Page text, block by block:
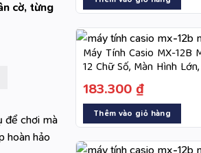
cờ, từng
để chơi mà
hoàn hảo
Máy Tính Casio MX-12B
12 Chữ Số, Màn Hình
Dùng Hai Nguồn
183.300 ₫
Thêm vào giỏ hàng